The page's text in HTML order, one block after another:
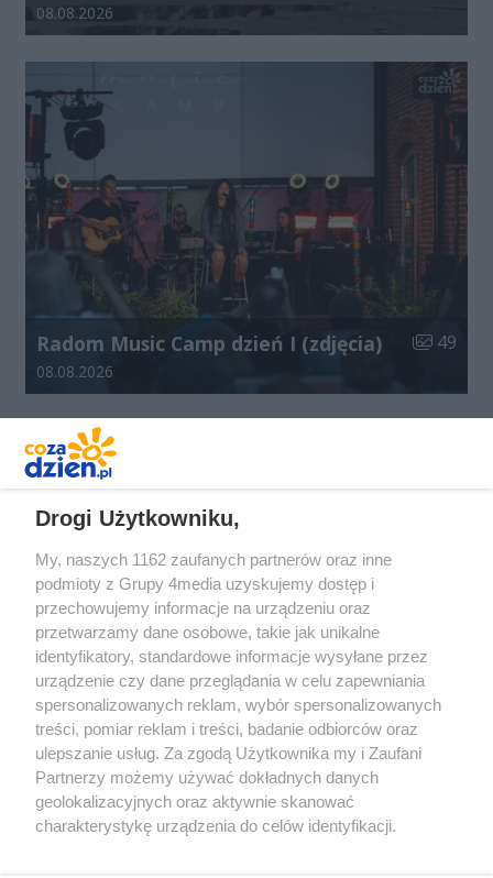
Data dodania galerii:
08.08.2026
Radom Music Camp dzień I (zdjęcia) Liczba
49
Data dodania galerii:
08.08.2026
Redakcja Reklama Prywatność
Praca Łódź
the:protocol
Drogi Użytkowniku,
My, naszych 1162 zaufanych partnerów oraz inne
podmioty z Grupy 4media uzyskujemy dostęp i
przechowujemy informacje na urządzeniu oraz
przetwarzamy dane osobowe, takie jak unikalne
identyfikatory, standardowe informacje wysyłane przez
urządzenie czy dane przeglądania w celu zapewniania
spersonalizowanych reklam, wybór spersonalizowanych
treści, pomiar reklam i treści, badanie odbiorców oraz
ulepszanie usług. Za zgodą Użytkownika my i Zaufani
Partnerzy możemy używać dokładnych danych
geolokalizacyjnych oraz aktywnie skanować
charakterystykę urządzenia do celów identyfikacji.